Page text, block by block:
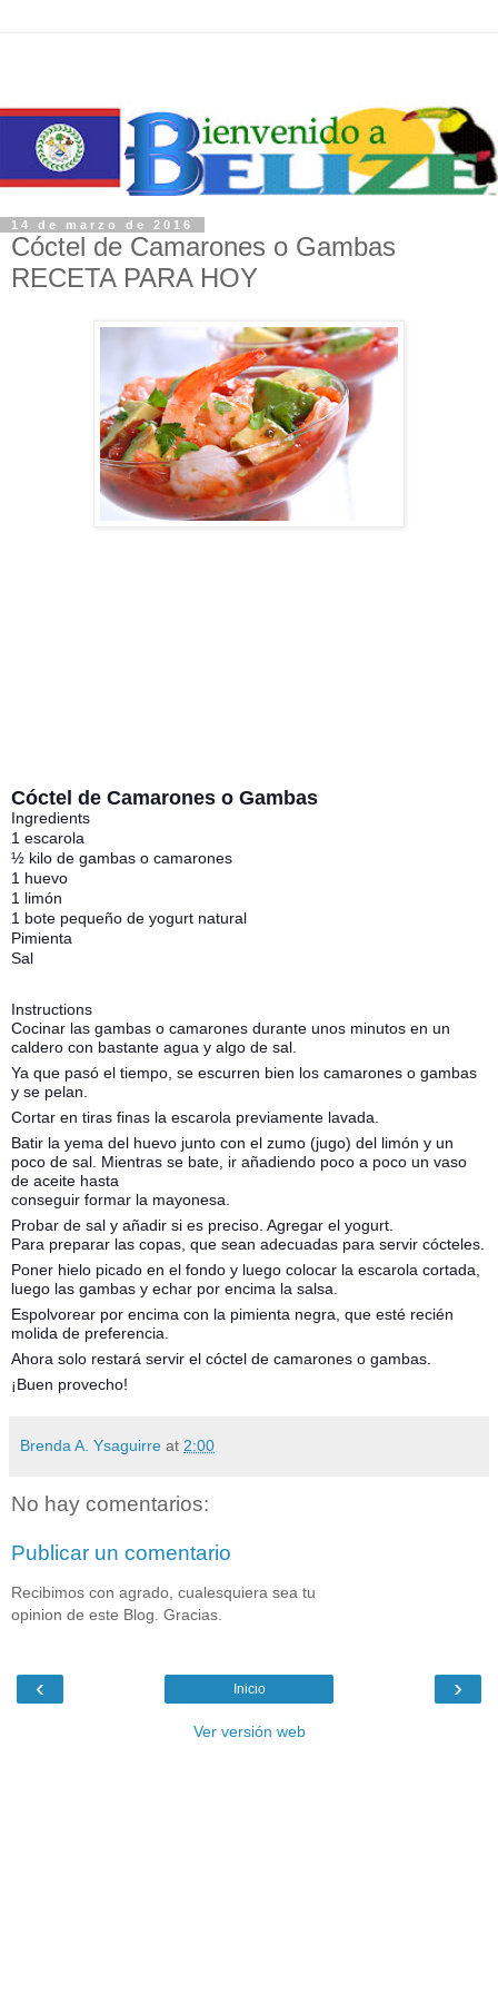
14 de marzo de 2016
Cóctel de Camarones o Gambas
RECETA PARA HOY
Cóctel de Camarones o Gambas
Ingredients
1 escarola
½ kilo de gambas o camarones
1 huevo
1 limón
1 bote pequeño de yogurt natural
Pimienta
Sal
Instructions
Cocinar las gambas o camarones durante unos minutos en un
caldero con bastante agua y algo de sal.
Ya que pasó el tiempo, se escurren bien los camarones o gambas
y se pelan.
Cortar en tiras finas la escarola previamente lavada.
Batir la yema del huevo junto con el zumo (jugo) del limón y un
poco de sal. Mientras se bate, ir añadiendo poco a poco un vaso
de aceite hasta
conseguir formar la mayonesa.
Probar de sal y añadir si es preciso. Agregar el yogurt.
Para preparar las copas, que sean adecuadas para servir cócteles.
Poner hielo picado en el fondo y luego colocar la escarola cortada,
luego las gambas y echar por encima la salsa.
Espolvorear por encima con la pimienta negra, que esté recién
molida de preferencia.
Ahora solo restará servir el cóctel de camarones o gambas.
¡Buen provecho!
Brenda A. Ysaguirre at 2:00
No hay comentarios:
Publicar un comentario
Recibimos con agrado, cualesquiera sea tu
opinion de este Blog. Gracias.
‹ ›
Inicio
Ver versión web